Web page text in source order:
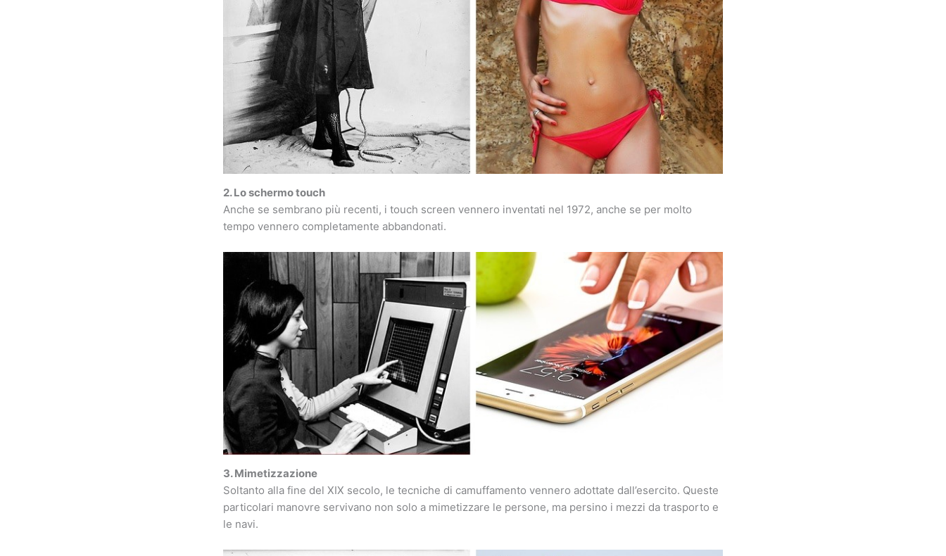
2. Lo schermo touch
Anche se sembrano più recenti, i touch screen vennero inventati nel 1972, anche se per molto
tempo vennero completamente abbandonati.
3. Mimetizzazione
Soltanto alla fine del XIX secolo, le tecniche di camuffamento vennero adottate dall’esercito. Queste
particolari manovre servivano non solo a mimetizzare le persone, ma persino i mezzi da trasporto e
le navi.